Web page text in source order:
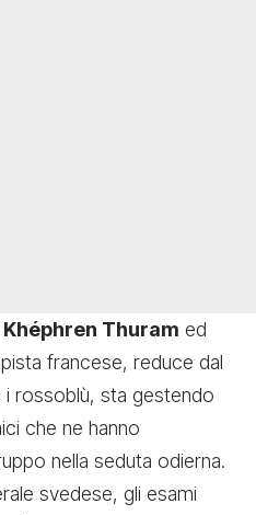
Khéphren Thuram ed
francese, reduce dal
rossoblù, sta gestendo
che ne hanno
nella seduta odierna.
svedese, gli esami